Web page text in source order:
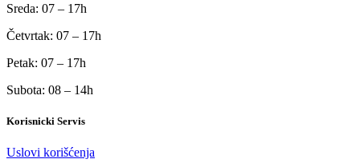
Sreda: 07 – 17h
Četvrtak: 07 – 17h
Petak: 07 – 17h
Subota: 08 – 14h
Korisnicki Servis
Uslovi korišćenja